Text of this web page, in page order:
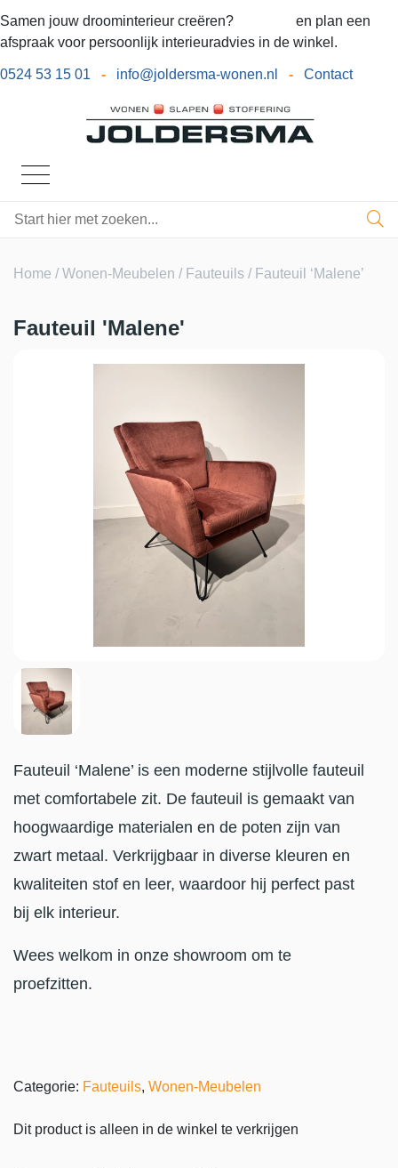
Samen jouw droominterieur creëren?
en plan een
afspraak voor persoonlijk interieuradvies in de winkel.
0524 53 15 01 - info@joldersma-wonen.nl - Contact
Home /Wonen-Meubelen / Fauteuils / Fauteuil ‘Malene’
Fauteuil 'Malene'
Fauteuil ‘Malene’ is een moderne stijlvolle fauteuil
met comfortabele zit. De fauteuil is gemaakt van
hoogwaardige materialen en de poten zijn van
zwart metaal. Verkrijgbaar in diverse kleuren en
kwaliteiten stof en leer, waardoor hij perfect past
bij elk interieur.
Wees welkom in onze showroom om te
proefzitten.
Categorie: Fauteuils, Wonen-Meubelen
Dit product is alleen in de winkel te verkrijgen